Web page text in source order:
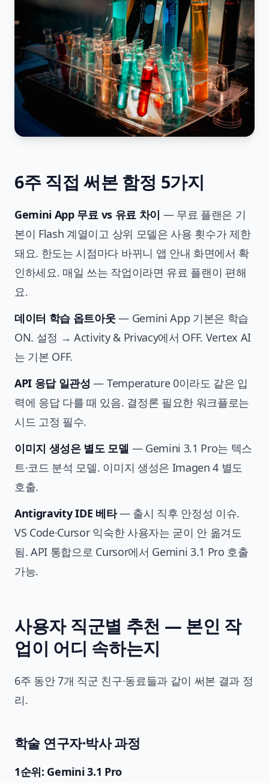
6주 직접 써본 함정 5가지
Gemini App 무료 vs 유료 차이 — 무료 플랜은 기
본이 Flash 계열이고 상위 모델은 사용 횟수가 제한
돼요. 한도는 시점마다 바뀌니 앱 안내 화면에서 확
인하세요. 매일 쓰는 작업이라면 유료 플랜이 편해
요.
데이터 학습 옵트아웃— Gemini App 기본은 학습
ON. 설정 → Activity & Privacy에서 OFF. Vertex AI
는 기본 OFF.
API 응답 일관성 — Temperature 0이라도 같은 입
력에 응답 다를 때 있음. 결정론 필요한 워크플로는
시드 고정 필수.
이미지 생성은 별도 모델 — Gemini 3.1 Pro는 텍스
트·코드 분석 모델. 이미지 생성은 Imagen 4 별도
호출.
Antigravity IDE 베타— 출시 직후 안정성 이슈.
VS Code·Cursor 익숙한 사용자는 굳이 안 옮겨도
됨. API 통합으로 Cursor에서 Gemini 3.1 Pro 호출
가능.
사용자 직군별 추천 — 본인 작
업이 어디 속하는지
6주 동안 7개 직군 친구·동료들과 같이 써본 결과 정
리.
학술 연구자·박사 과정
1순위: Gemini 3.1 Pro